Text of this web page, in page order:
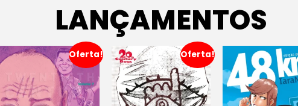
LANÇAMENTOS
Oferta! Oferta!